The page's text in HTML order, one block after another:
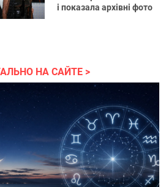
і показала архівні фото
НА САЙТЕ